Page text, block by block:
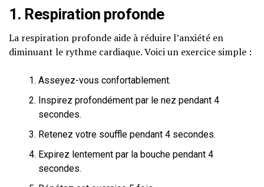
1. Respiration profonde
La respiration profonde aide à réduire l’anxiété en
diminuant le rythme cardiaque. Voici un exercice simple :
Asseyez-vous confortablement.
Inspirez profondément par le nez pendant 4
secondes.
Retenez votre souffle pendant 4 secondes.
Expirez lentement par la bouche pendant 4
secondes.